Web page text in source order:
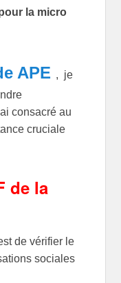
la micro
APE , je
consacré au
cruciale
de la
de vérifier le
sociales